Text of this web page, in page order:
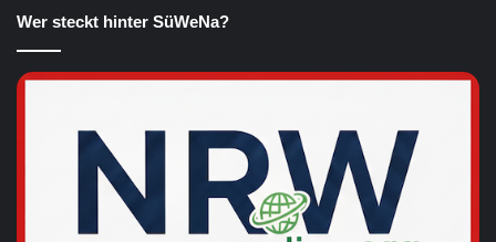
Wer steckt hinter SüWeNa?